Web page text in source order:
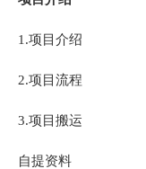
1.项目介绍
2.项目流程
3.项目搬运
自提资料